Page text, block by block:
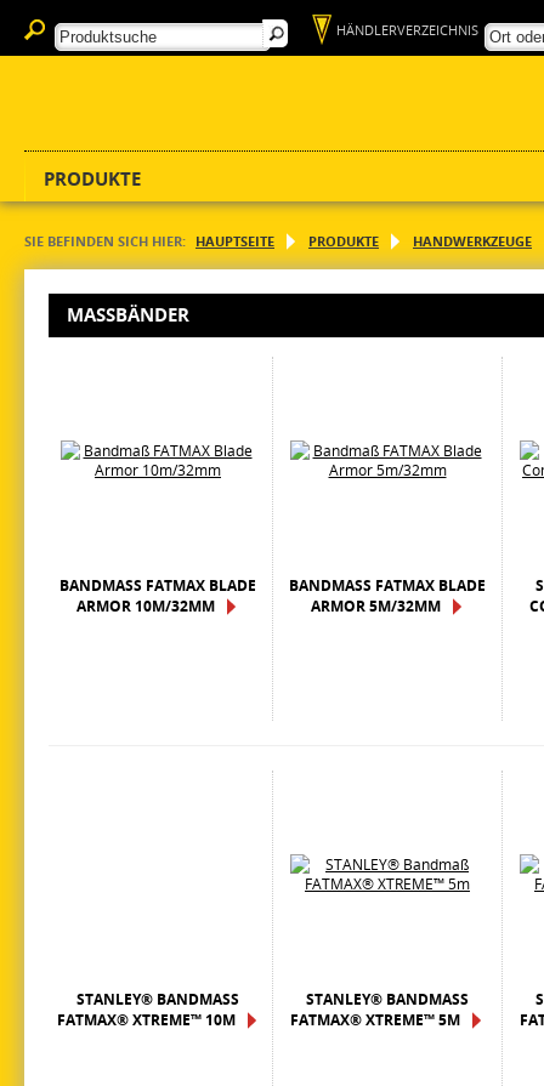
HÄNDLERVERZEICHNIS
PRODUKTE
SIE BEFINDEN SICH HIER: HAUPTSEITE PRODUKTE HANDWERKZEUGE
MASSBÄNDER
BANDMASS FATMAX BLADE A
RMOR 10M/32MM
BANDMASS FATMAX BLADE A
RMOR 5M/32MM
STANLEY® BANDMASS F
ATMAX® XTREME™ 10M
STANLEY® BANDMASS F
ATMAX® XTREME™ 5M